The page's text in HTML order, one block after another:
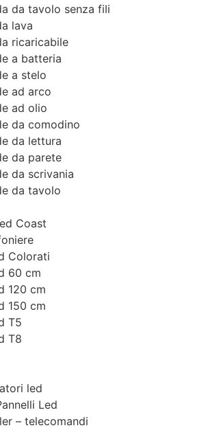
da tavolo senza fili
lava
ricaricabile
a batteria
a stelo
ad arco
ad olio
da comodino
da lettura
da parete
da scrivania
da tavolo
Coast
Colorati
60 cm
120 cm
150 cm
T5
T8
led
Led
– telecomandi